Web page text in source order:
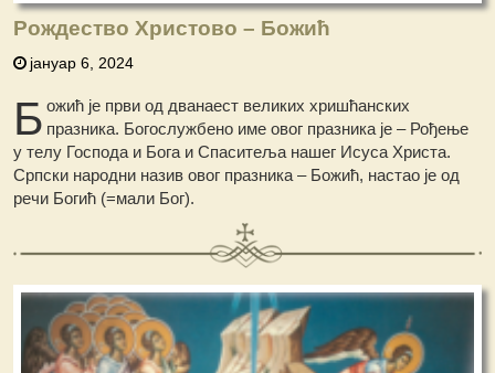
Рождество Христово – Бοжић
јануар 6, 2024
Б ожић је први од дванаест великих хришћанских
празника. Богослужбено име овог празника је – Рођење
у телу Господа и Бога и Спаситеља нашег Исуса Христа.
Српски народни назив овог празника – Божић, настао је од
речи Богић (=мали Бог).